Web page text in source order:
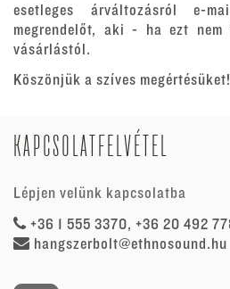
esetleges árváltozásról e-
megrendelőt, aki - ha ezt
vásárlástól.
Köszönjük a szíves megértésüket!
KAPCSOLATFELVÉTEL
Lépjen velünk kapcsolatba
+36 1 555 3370, +36 20 492
hangszerbolt@ethnosound.hu